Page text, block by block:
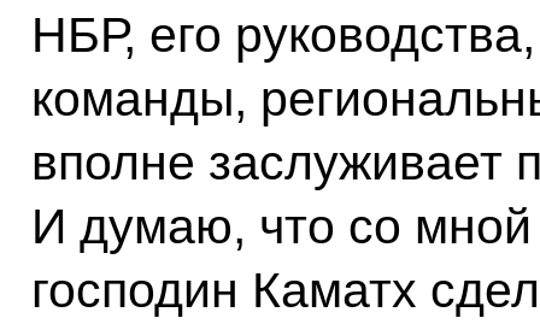
НБР, его
команды,
вполне заслуживает
И думаю, что со мной
господин Каматх